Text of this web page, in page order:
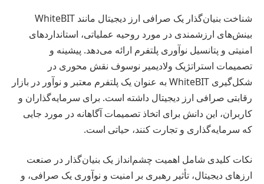
شناخت بنیان‌گذار یک صرافی ارز دیجیتال مانند WhiteBIT
بینش‌های ارزشمندی در مورد روحیه عملیاتی، استانداردهای
امنیتی و پتانسیل نوآوری پلتفرم ارائه می‌دهد. پیشینه و
تصمیمات استراتژیک ولادیمیر نوسوف نقش محوری در
شکل‌گیری WhiteBIT به عنوان یک پلتفرم معتبر و نوآور در بازار
رقابتی صرافی ارز دیجیتال داشته است. برای سرمایه‌گذاران و
کاربران، این دانش برای اتخاذ تصمیمات آگاهانه در مورد جایی
که سرمایه‌گذاری و تجارت کنند، حیاتی است.
نکات کلیدی شامل اهمیت چشم‌انداز یک بنیان‌گذار در صنعت
ارزهای دیجیتال، تأثیر رهبری بر امنیت و نوآوری یک صرافی، و